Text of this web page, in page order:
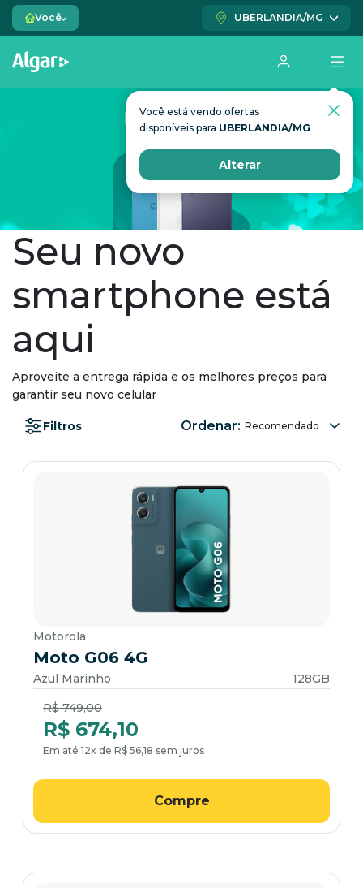
Você UBERLANDIA/MG
Você está vendo ofertas
disponíveis para UBERLANDIA/MG
Alterar
Seu novo
smartphone está
aqui
Aproveite a entrega rápida e os melhores preços para
garantir seu novo celular
Filtros Ordenar:
Motorola
Moto G06 4G
Azul Marinho
128GB
Price reduced from
R$ 749,00
to
R$ 674,10
Em até 12x de R$ 56,18 sem juros
Compre